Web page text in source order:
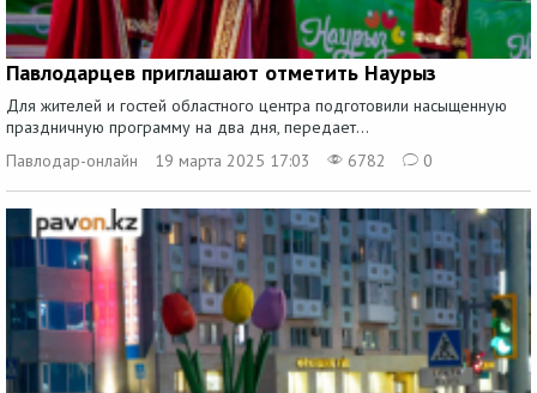
Павлодарцев приглашают отметить Наурыз
Для жителей и гостей областного центра подготовили насыщенную
праздничную программу на два дня, передает...
Павлодар-онлайн
19 марта 2025 17:03 6782 0